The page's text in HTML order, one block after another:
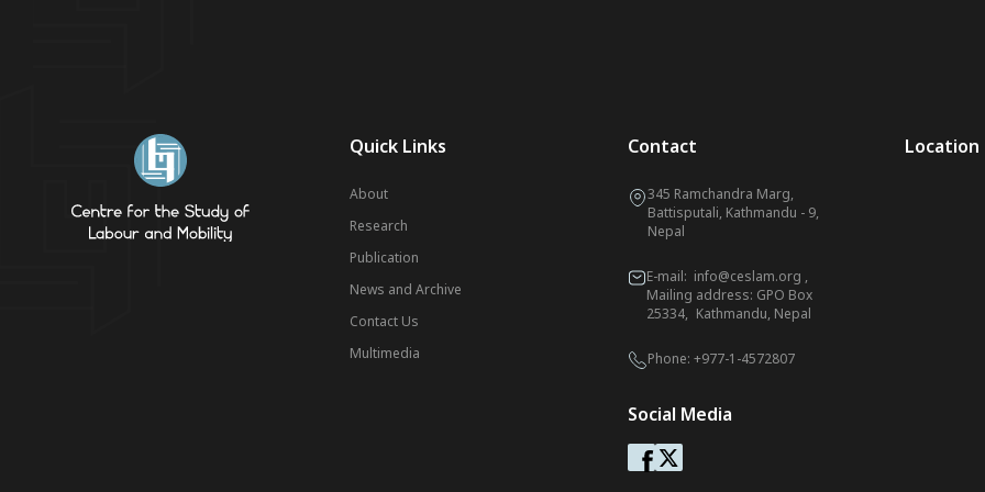
Quick Links
About
Research
Publication
News and Archive
Contact Us
Multimedia
Contact
345 Ramchandra Marg,
Battisputali, Kathmandu - 9,
Nepal
E-mail: info@ceslam.org ,
Mailing address: GPO Box
25334, Kathmandu, Nepal
Phone: +977-1-4572807
Social Media
Location